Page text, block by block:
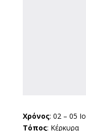
Χρόνος: 02 – 05
Τόπος: Κέρκυρα